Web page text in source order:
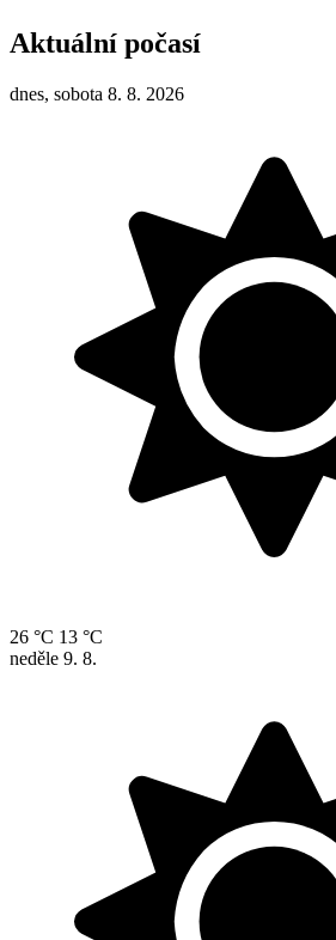
Aktuální počasí
dnes, sobota 8. 8. 2026
26 °C 13 °C
neděle 9. 8.